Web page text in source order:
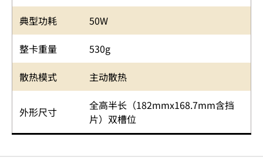
典型功耗
50W
整卡重量
530g
散热模式
主动散热
外形尺寸
全高半长（182mmx168.7mm含挡
片）双槽位